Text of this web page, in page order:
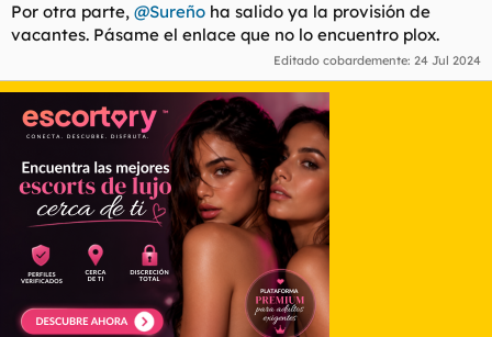
Por otra parte, @Sureño ha salido ya la provisión de
vacantes. Pásame el enlace que no lo encuentro plox.
Editado cobardemente: 24 Jul 2024